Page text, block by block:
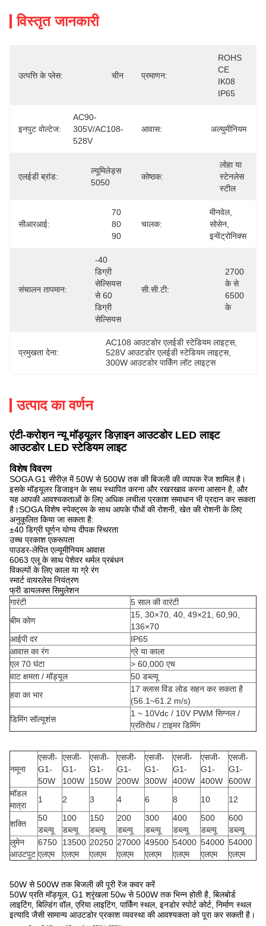
विस्तृत जानकारी
उत्पत्ति के प्लेस: चीन प्रमाणन:
ROHS
CE
IK08
IP65
इनपुट वोल्टेज:
AC90-
305V/AC108-
528V
आवास: अल्युमीनियम
एलईडी ब्रांड:
ल्यूमिलेड्स
5050
कोष्ठक:
लोहा या
स्टेनलेस
स्टील
सीआरआई:
70
80
90
चालक:
मीनवेल,
सोसेन,
इन्वेंट्रोनिक्स
संचालन तापमान:
-40
डिग्री
सेल्सियस
से 60
डिग्री
सेल्सियस
सी.सी.टी:
2700
के से
6500
के
प्रमुखता देना:
AC108 आउटडोर एलईडी स्टेडियम लाइट्स,
528V आउटडोर एलईडी स्टेडियम लाइट्स,
300W आउटडोर पार्किंग लॉट लाइट्स
उत्पाद का वर्णन
एंटी-करोश़न न्यू मॉड्यूलर डिज़ाइन आउटडोर LED लाइट
आउटडोर LED स्टेडियम लाइट
विशेष विवरण
SOGA G1 सीरीज़ में 50W से 500W तक की बिजली की व्यापक रेंज शामिल है।
इसके मॉड्यूलर डिजाइन के साथ स्थापित करना और रखरखाव करना आसान है, और
यह आपकी आवश्यकताओं के लिए अधिक लचीला प्रकाश समाधान भी प्रदान कर सकता
है।SOGA विशेष स्पेक्ट्रम के साथ आपके पौधों की रोशनी, खेत की रोशनी के लिए
अनुकूलित किया जा सकता है:
±40 डिग्री घूर्णन योग्य दीपक स्थिरता
उच्च प्रकाश एकरूपता
पाउडर-लेपित एल्यूमीनियम आवास
6063 एलू के साथ पेशेवर थर्मल प्रबंधन
विकल्पों के लिए काला या ग्रे रंग
स्मार्ट वायरलेस नियंत्रण
फ्री डायलक्स सिमुलेशन
गारंटी
5 साल की वारंटी
बीम कोण
15, 30×70, 40, 49×21, 60,90,
136×70
आईपी ​​दर
IP65
आवास का रंग
ग्रे या काला
एल 70 घंटा
> 60,000 एच
वाट क्षमता / मॉड्यूल
50 डब्ल्यू
हवा का भार
17 क्लास विंड लोड सहन कर सकता है
(56.1~61.2 m/s)
डिमिंग सॉल्यूशंस
1 ~ 10Vdc / 10V PWM सिग्नल /
प्रतिरोध / टाइमर डिमिंग
नमूना
एसजी-
G1-
50W
एसजी-
G1-
100W
एसजी-
G1-
150W
एसजी-
G1-
200W
एसजी-
G1-
300W
एसजी-
G1-
400W
एसजी-
G1-
400W
एसजी-
G1-
600W
मॉडल
मात्रा
1 2 3 4 6 8 10 12
शक्ति
50
डब्ल्यू
100
डब्ल्यू
150
डब्ल्यू
200
डब्ल्यू
300
डब्ल्यू
400
डब्ल्यू
500
डब्ल्यू
600
डब्ल्यू
लुमेन
आउटपुट
6750
एलएम
13500
एलएम
20250
एलएम
27000
एलएम
49500
एलएम
54000
एलएम
54000
एलएम
54000
एलएम
50W से 500W तक बिजली की पूरी रेंज कवर करें
50W प्रति मॉड्यूल, G1 श्रृंखला 50w से 500W तक भिन्न होती है, बिलबोर्ड
लाइटिंग, बिल्डिंग वॉल, एरिया लाइटिंग, पार्किंग स्थल, इनडोर स्पोर्ट कोर्ट, निर्माण स्थल
इत्यादि जैसी सामान्य आउटडोर प्रकाश व्यवस्था की आवश्यकता को पूरा कर सकती है।